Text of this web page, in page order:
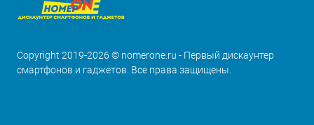
Copyright 2019-2026 © nomerone.ru - Первый дискаунтер
смартфонов и гаджетов. Все права защищены.